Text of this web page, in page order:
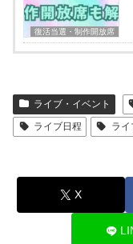
復活当選・制作開放席
ライブ・イベント
ライブ日程
ライ
X